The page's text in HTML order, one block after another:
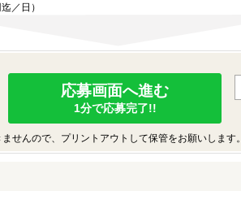
／日）
応募画面へ進む
1分で応募完了!!
せんので、プリントアウトして保管をお願いします。